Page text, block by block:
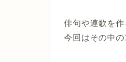
俳句や連歌を
今回はその中